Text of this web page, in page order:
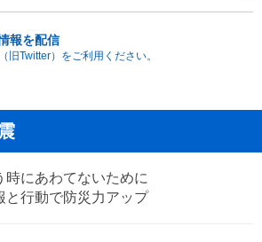
報を配信
旧Twitter）をご利用ください。
時にあわてないために
と行動で防災力アップ